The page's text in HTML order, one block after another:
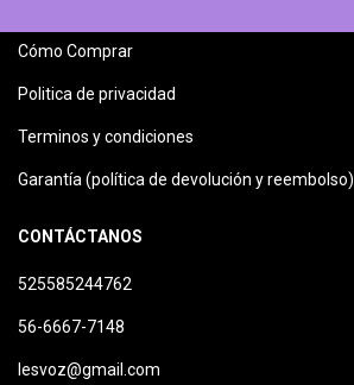
Cómo Comprar
Politica de privacidad
Terminos y condiciones
Garantía (política de devolución y reembolso)
CONTÁCTANOS
525585244762
56-6667-7148
lesvoz@gmail.com